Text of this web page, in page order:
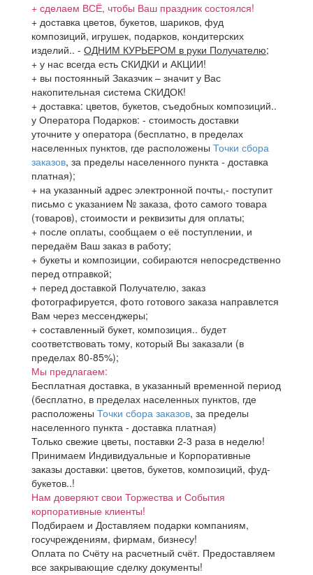
+ сделаем ВСЁ, чтобы Ваш праздник состоялся!
+ доставка цветов, букетов, шариков, фуд
композиций, игрушек, подарков, кондитерских
изделий.. - ОДНИМ КУРЬЕРОМ в руки Получателю;
+ у нас всегда есть СКИДКИ и АКЦИИ!
+ вы постоянный Заказчик – значит у Вас
накопительная система СКИДОК!
+ доставка: цветов, букетов, съедобных композиций..
у Оператора Подарков: - стоимость доставки
уточните у оператора (бесплатно, в пределах
населенных пунктов, где расположены Точки сбора
заказов, за пределы населенного пункта - доставка
платная);
+ на указанный адрес электронной почты,- поступит
письмо с указанием № заказа, фото самого товара
(товаров), стоимости и реквизиты для оплаты;
+ после оплаты, сообщаем о её поступлении, и
передаём Ваш заказ в работу;
+ букеты и композиции, собираются непосредственно
перед отправкой;
+ перед доставкой Получателю, заказ
фотографируется, фото готового заказа направлется
Вам через мессенджеры;
+ составленный букет, композиция.. будет
соответствовать тому, который Вы заказали (в
пределах 80-85%);
Мы предлагаем:
Бесплатная доставка, в указанный временной период
(бесплатно, в пределах населенных пунктов, где
расположены Точки сбора заказов, за пределы
населенного пункта - доставка платная)
Только свежие цветы, поставки 2-3 раза в неделю!
Принимаем Индивидуальные и Корпоративные
заказы доставки: цветов, букетов, композиций, фуд-
букетов..!
Нам доверяют свои Торжества и События
корпоративные клиенты!
Подбираем и Доставляем подарки компаниям,
госучреждениям, фирмам, бизнесу!
Оплата по Счёту на расчетный счёт. Предоставляем
все закрывающие сделку документы!